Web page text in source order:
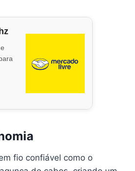
fio confiável como o